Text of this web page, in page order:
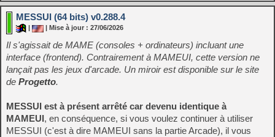
MESSUI (64 bits) v0.288.4
| Mise à jour : 27/06/2026
Il s'agissait de MAME (consoles + ordinateurs) incluant une
interface (frontend). Contrairement à MAMEUI, cette version ne
lançait pas les jeux d'arcade. Un miroir est disponible sur le site
de Progetto.
MESSUI est à présent arrêté car devenu identique à
MAMEUI, en conséquence, si vous voulez continuer à utiliser
MESSUI (c'est à dire MAMEUI sans la partie Arcade), il vous